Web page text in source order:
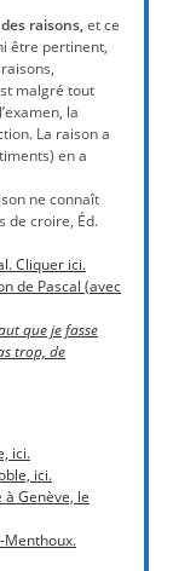
raisons,et ce
être pertinent,
malgré tout
la
La raison a
en a
ne connaît
de croire, Éd.
Cliquer ici.
de Pascal (avec
que je fasse
trop, de
ici.
ici.
Genève, le
Menthoux.